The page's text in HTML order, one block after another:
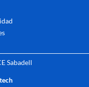
Sabadell